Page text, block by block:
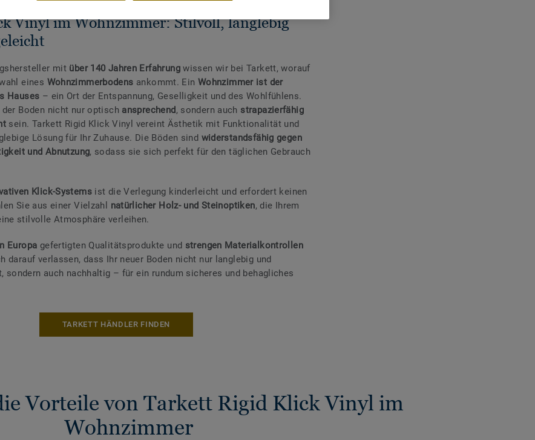
Vinyl im Wohnzimmer: Stilvoll, langlebig
mit über 140 Jahren Erfahrungwissen wir bei Tarkett, worauf
eines Wohnzimmerbodens ankommt. Ein Wohnzimmer ist der
Hauses – ein Ort der Entspannung, Geselligkeit und des Wohlfühlens.
Boden nicht nur optisch ansprechend, sondern auch strapazierfähig
sein. Tarkett Rigid Klick Vinyl vereint Ästhetik mit Funktionalität und
Lösung für Ihr Zuhause. Die Böden sind widerstandsfähig gegen
und Abnutzung, sodass sie sich perfekt für den täglichen Gebrauch
Klick-Systemsist die Verlegung kinderleicht und erfordert keinen
Sie aus einer Vielzahl natürlicher Holz- und Steinoptiken, die Ihrem
stilvolle Atmosphäre verleihen.
Europa gefertigten Qualitätsprodukte und strengen Materialkontrollen
darauf verlassen, dass Ihr neuer Boden nicht nur langlebig und
sondern auch nachhaltig – für ein rundum sicheres und behagliches
TARKETT HÄNDLER FINDEN
Vorteile von Tarkett Rigid Klick Vinyl im
Wohnzimmer